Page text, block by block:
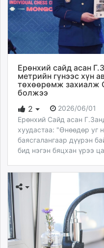
Ерөнхий сайд асан
метрийн гүнээс хүн
төхөөрөмж захиалж
болжээ
2
2026/06/01
Ерөнхий Сайд асан
хуудастаа: "Өнөөдөр уг
баясгалангаар дүүрэн
бид нэгэн бяцхан үрээ